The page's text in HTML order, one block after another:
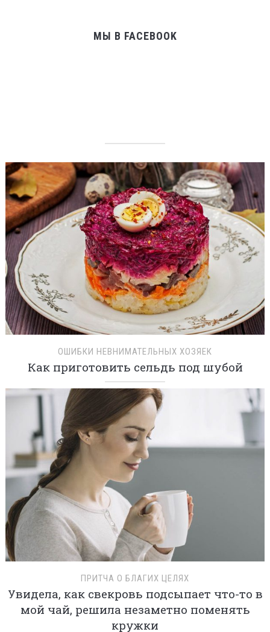
МЫ В FACEBOOK
ОШИБКИ НЕВНИМАТЕЛЬНЫХ ХОЗЯЕК
Как приготовить сельдь под шубой
ПРИТЧА О БЛАГИХ ЦЕЛЯХ
Увидела, как свекровь подсыпает что-то в
мой чай, решила незаметно поменять
кружки